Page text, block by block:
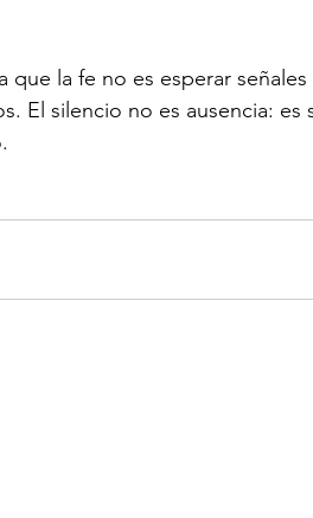
la fe no es esperar señales
El silencio no es ausencia: es